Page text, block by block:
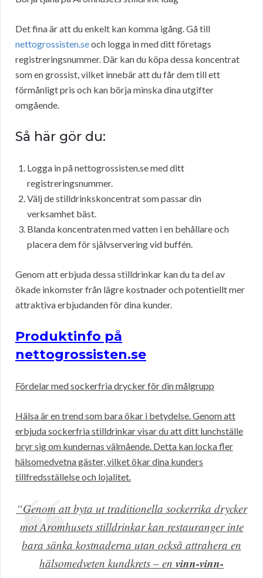
Det fina är att du enkelt kan komma igång. Gå till
nettogrossisten.seoch logga in med ditt företags
registreringsnummer. Där kan du köpa dessa koncentrat
som en grossist, vilket innebär att du får dem till ett
förmånligt pris och kan börja minska dina utgifter
omgående.
Så här gör du:
Logga in på nettogrossisten.se med ditt
registreringsnummer.
Välj de stilldrinkskoncentrat som passar din
verksamhet bäst.
Blanda koncentraten med vatten i en behållare och
placera dem för självservering vid buffén.
Genom att erbjuda dessa stilldrinkar kan du ta del av
ökade inkomster från lägre kostnader och potentiellt mer
attraktiva erbjudanden för dina kunder.
Produktinfo på
nettogrossisten.se
Fördelar med sockerfria drycker för din målgrupp
Hälsa är en trend som bara ökar i betydelse. Genom att
erbjuda sockerfria stilldrinkar visar du att ditt lunchställe
bryr sig om kundernas välmående. Detta kan locka fler
hälsomedvetna gäster, vilket ökar dina kunders
tillfredsställelse och lojalitet.
“Genom att byta ut traditionella sockerrika drycker
mot Aromhusets stilldrinkar kan restauranger inte
bara sänka kostnaderna utan också attrahera en
hälsomedveten kundkrets – en vinn-vinn-